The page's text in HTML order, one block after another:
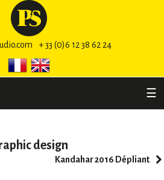
+ 33 (0)6 12 38 62 24
☰
design
Kandahar 2016 Dépliant